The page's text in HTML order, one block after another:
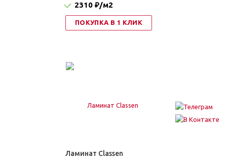
2310 ₽/м2
ПОКУПКА В 1 КЛИК
Ламинат Classen